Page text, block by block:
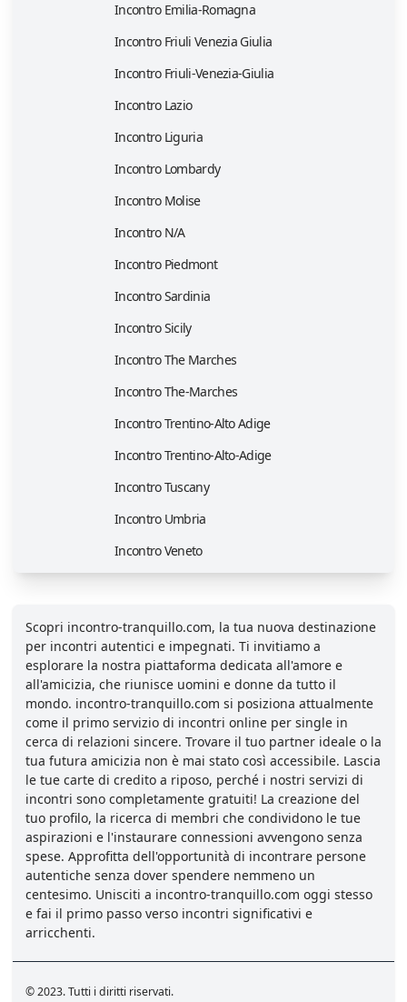
Incontro Emilia-Romagna
Incontro Friuli Venezia Giulia
Incontro Friuli-Venezia-Giulia
Incontro Lazio
Incontro Liguria
Incontro Lombardy
Incontro Molise
Incontro N/A
Incontro Piedmont
Incontro Sardinia
Incontro Sicily
Incontro The Marches
Incontro The-Marches
Incontro Trentino-Alto Adige
Incontro Trentino-Alto-Adige
Incontro Tuscany
Incontro Umbria
Incontro Veneto
Scopri incontro-tranquillo.com, la tua nuova destinazione
per incontri autentici e impegnati. Ti invitiamo a
esplorare la nostra piattaforma dedicata all'amore e
all'amicizia, che riunisce uomini e donne da tutto il
mondo. incontro-tranquillo.com si posiziona attualmente
come il primo servizio di incontri online per single in
cerca di relazioni sincere. Trovare il tuo partner ideale o la
tua futura amicizia non è mai stato così accessibile. Lascia
le tue carte di credito a riposo, perché i nostri servizi di
incontri sono completamente gratuiti! La creazione del
tuo profilo, la ricerca di membri che condividono le tue
aspirazioni e l'instaurare connessioni avvengono senza
spese. Approfitta dell'opportunità di incontrare persone
autentiche senza dover spendere nemmeno un
centesimo. Unisciti a incontro-tranquillo.com oggi stesso
e fai il primo passo verso incontri significativi e
arricchenti.
© 2023. Tutti i diritti riservati.